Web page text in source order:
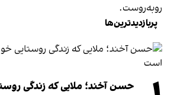
روبه‌روست.
پربازدیدترین‌ها
حسن آخند؛ ملایی که زندگی